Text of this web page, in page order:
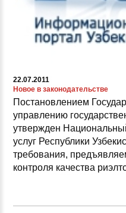
22.07.2011
Новое в законодательстве
Постановлением
управлению
утвержден
услуг Республики
требования,
контроля качества